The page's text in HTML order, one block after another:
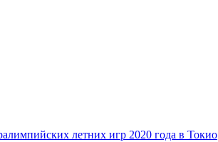
летних игр 2020 года в Токио